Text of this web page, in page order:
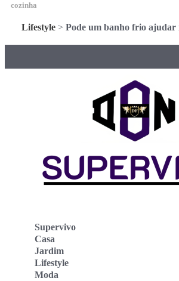
cozinha
Lifestyle > Pode um banho frio ajudar
Supervivo
Casa
Jardim
Lifestyle
Moda